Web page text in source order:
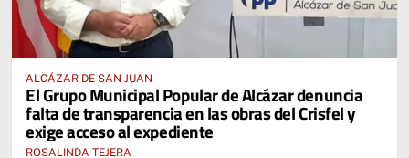
ALCÁZAR DE SAN JUAN
El Grupo Municipal Popular de Alcázar denuncia
falta de transparencia en las obras del Crisfel y
exige acceso al expediente
ROSALINDA TEJERA